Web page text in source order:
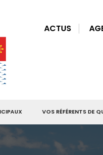
ACTUS
VOS RÉFÉRENTS DE